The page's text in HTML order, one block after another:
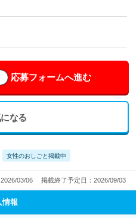
応募フォームへ進む
なる
女性のおしごと掲載中
03/06 掲載終了予定日：2026/09/03
情報